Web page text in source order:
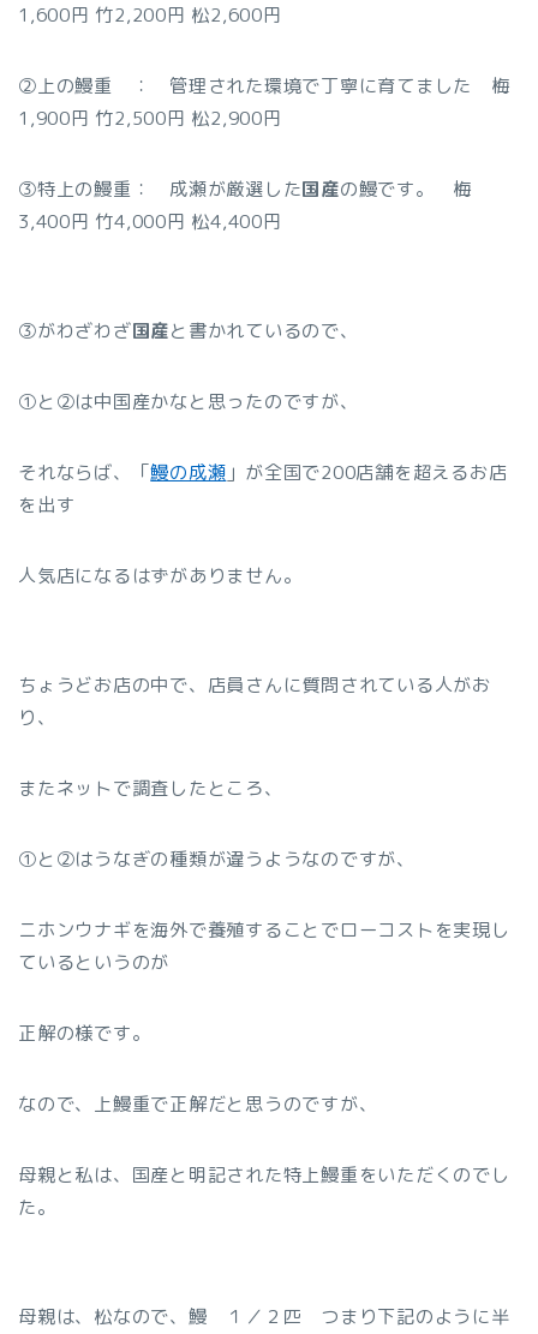
1,600円 竹2,200円 松2,600円
②上の鰻重 ： 管理された環境で丁寧に育てました 梅
1,900円 竹2,500円 松2,900円
③特上の鰻重： 成瀬が厳選した国産の鰻です。 梅
3,400円 竹4,000円 松4,400円
③がわざわざ国産と書かれているので、
①と②は中国産かなと思ったのですが、
それならば、「鰻の成瀬 」が全国で200店舗を超えるお店
を出す
人気店になるはずがありません。
ちょうどお店の中で、店員さんに質問されている人がお
り、
またネットで調査したところ、
①と②はうなぎの種類が違うようなのですが、
ニホンウナギを海外で養殖することでローコストを実現し
ているというのが
正解の様です。
なので、上鰻重で正解だと思うのですが、
母親と私は、国産と明記された特上鰻重をいただくのでし
た。
母親は、松なので、鰻 １／２匹 つまり下記のように半